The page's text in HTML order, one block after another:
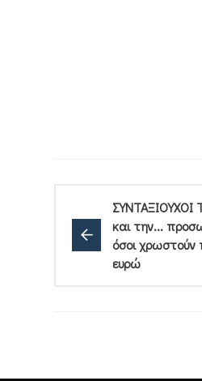
ΣΥΝΤΑΞΙΟΥΧΟΙ
και την...
όσοι
ευρώ